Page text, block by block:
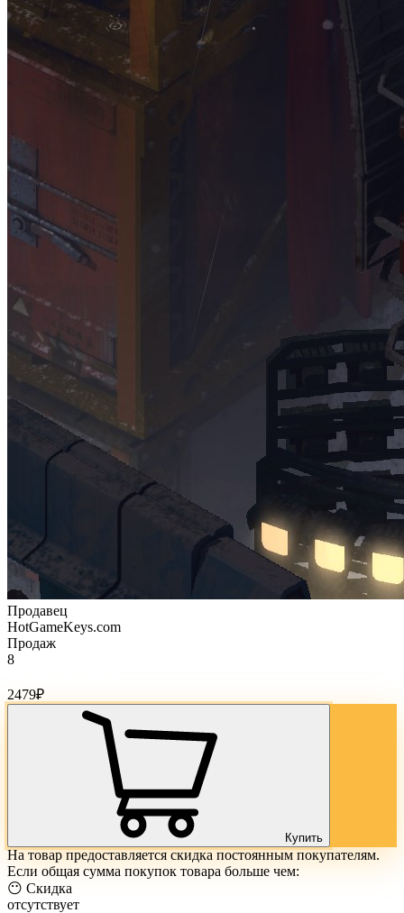
Продавец
HotGameKeys.com
Продаж
8
2479₽
Купить
На товар предоставляется скидка постоянным покупателям.
Если общая сумма покупок товара больше чем:
😶 Скидка
отсутствует